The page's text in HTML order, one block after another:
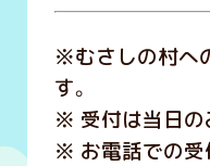
※むさしの村へ
す。
※ 受付は当日の
※ お電話での受